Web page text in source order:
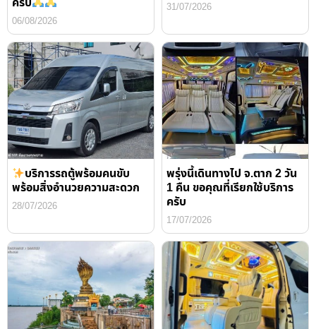
06/08/2026
31/07/2026
บริการรถตู้พร้อมคนขับ
พร้อมสิ่งอำนวยความสะดวก
28/07/2026
พรุ่งนี้เดินทางไป จ.ตาก 2 วัน
1 คืน ขอคุณที่เรียกใช้บริการ
ครับ
17/07/2026